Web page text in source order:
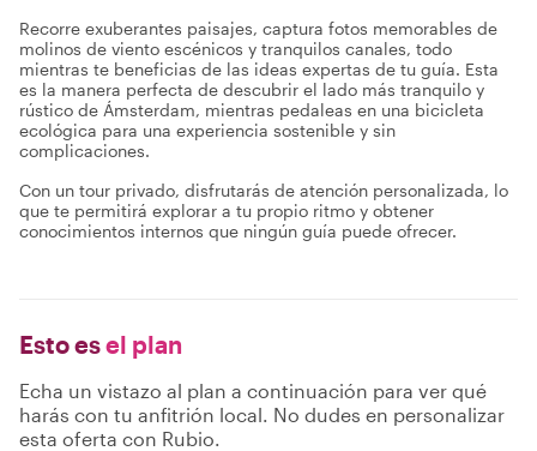
Recorre exuberantes paisajes, captura fotos memorables de
molinos de viento escénicos y tranquilos canales, todo
mientras te beneficias de las ideas expertas de tu guía. Esta
es la manera perfecta de descubrir el lado más tranquilo y
rústico de Ámsterdam, mientras pedaleas en una bicicleta
ecológica para una experiencia sostenible y sin
complicaciones.
Con un tour privado, disfrutarás de atención personalizada, lo
que te permitirá explorar a tu propio ritmo y obtener
conocimientos internos que ningún guía puede ofrecer.
Esto esel plan
Echa un vistazo al plan a continuación para ver qué
harás con tu anfitrión local. No dudes en personalizar
esta oferta con Rubio.